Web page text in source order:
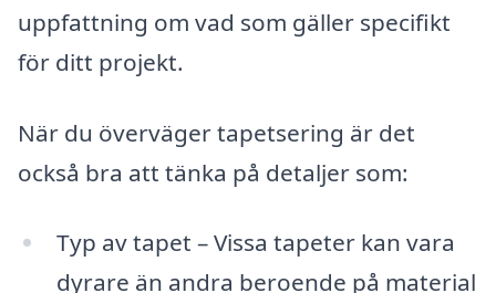
uppfattning om vad som gäller specifikt
för ditt projekt.
När du överväger tapetsering är det
också bra att tänka på detaljer som:
Typ av tapet – Vissa tapeter kan vara
dyrare än andra beroende på material